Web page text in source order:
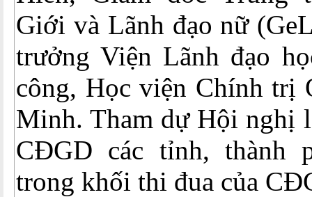
Giới và Lãnh đạo nữ
trưởng Viện Lãnh đạo
công, Học viện Chính trị
Minh. Tham dự Hội nghị
CĐGD các tỉnh, thành
trong khối thi đua của